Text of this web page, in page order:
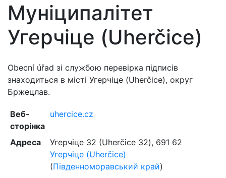
Муніципалітет
Угерчіце (Uherčice)
Obecní úřad зі службою перевірка підписів
знаходиться в місті Угерчіце (Uherčice), округ
Бржецлав.
Веб-
сторінка
uhercice.cz
Адреса Угерчіце 32 (Uherčice 32), 691 62
Угерчіце (Uherčice)
(Південноморавський край)